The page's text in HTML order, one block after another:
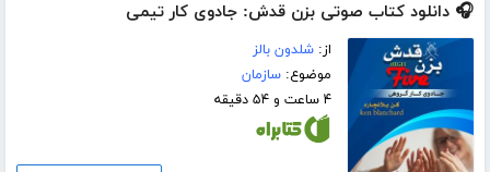
🎧 دانلود کتاب صوتی بزن قدش: جادوی کار تیمی
از:شلدون بالز
موضوع:سازمان
۴ ساعت و ۵۴ دقیقه